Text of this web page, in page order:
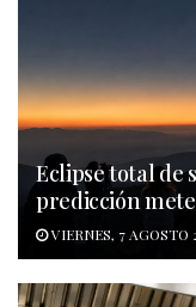
Eclipse total de
predicción
VIERNES, 7 AGOSTO